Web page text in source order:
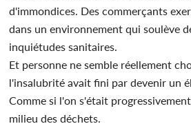
d'immondices. Des commerçants
dans un environnement qui soulève
inquiétudes sanitaires.
Et personne ne semble réellement
l'insalubrité avait fini par devenir un
Comme si l'on s'était
milieu des déchets.